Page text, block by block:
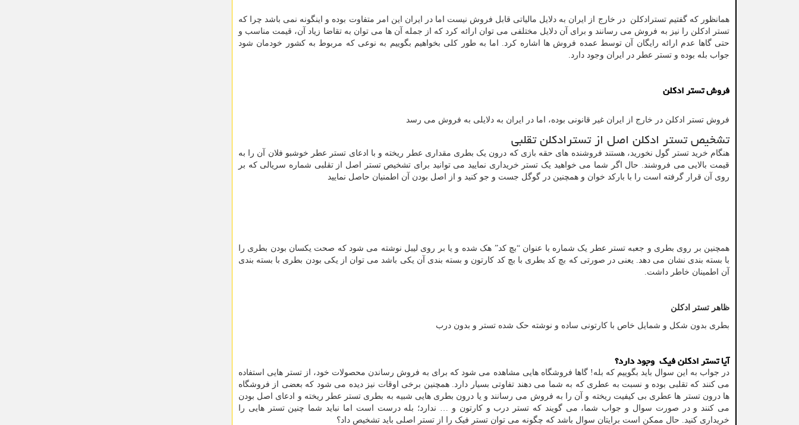
همانظور که گفتیم تسترادکلن در خارج از ایران به دلایل مالیاتی قابل فروش نیست اما در ایران این امر متفاوت بوده و اینگونه نمی باشد چرا که
تستر ادکلن را نیز به فروش می رسانند و برای آن دلایل مختلفی می توان ارائه کرد که از جمله آن ها می توان به تقاضا زیاد آن، قیمت مناسب و
حتی گاها عدم ارائه رایگان آن توسط عمده فروش ها اشاره کرد. اما به طور کلی بخواهیم بگوییم به نوعی که مربوط به کشور خودمان شود
جواب بله بوده و تستر عطر در ایران وجود دارد.
فروش تستر ادکلن
فروش تستر ادکلن در خارج از ایران غیر قانونی بوده، اما در ایران به دلایلی به فروش می رسد
تشخیص تستر ادکلن اصل از تسترادکلن تقلبی
هنگام خرید تستر گول نخورید، هستند فروشنده های حقه بازی که درون یک بطری مقداری عطر ریخته و با ادعای تستر عطر خوشبو فلان آن را به
قیمت بالایی می فروشند. حال اگر شما می خواهید یک تستر خریداری نمایید می توانید برای تشخیص تستر اصل از تقلبی شماره سریالی که بر
روی آن قرار گرفته است را با بارکد خوان و همچنین در گوگل جست و جو کنید و از اصل بودن آن اطمنیان حاصل نمایید
همچنین بر روی بطری و جعبه تستر عطر یک شماره با عنوان “بچ کد” هک شده و یا بر روی لیبل نوشته می شود که صحت یکسان بودن بطری را
با بسته بندی نشان می دهد. یعنی در صورتی که بچ کد بطری با بچ کد کارتون و بسته بندی آن یکی باشد می توان از یکی بودن بطری با بسته بندی
آن اطمینان خاطر داشت.
ظاهر تستر ادکلن
بطری بدون شکل و شمایل خاص با کارتونی ساده و نوشته حک شده تستر و بدون درب
آیا تستر ادکلن فیک وجود دارد؟
در جواب به این سوال باید بگوییم که بله! گاها فروشگاه هایی مشاهده می شود که برای به فروش رساندن محصولات خود، از تستر هایی استفاده
می کنند که تقلبی بوده و نسبت به عطری که به شما می دهند تفاوتی بسیار دارد. همچنین برخی اوقات نیز دیده می شود که بعضی از فروشگاه
ها درون تستر ها عطری بی کیفیت ریخته و آن را به فروش می رسانند و یا درون بطری هایی شبیه به بطری تستر عطر ریخته و ادعای اصل بودن
می کنند و در صورت سوال و جواب شما، می گویند که تستر درب و کارتون و … ندارد؛ بله درست است اما نباید شما چنین تستر هایی را
خریداری کنید. حال ممکن است برایتان سوال باشد که چگونه می توان تستر فیک را از تستر اصلی باید تشخیص داد؟